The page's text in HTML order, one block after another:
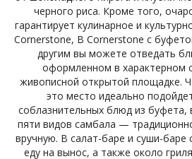
черного риса. Кроме того,
гарантирует кулинарное и
Cornerstone, В Cornerstone с
другим вы можете отведать
оформленном в характерном
живописной открытой площадке.
это место идеально
соблазнительных блюд из буфета,
пяти видов самбала —
вручную. В салат-баре и суши-
еду на вынос, а также около